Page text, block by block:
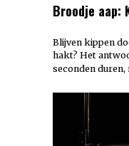
Broodje aap:
Blijven kippen
hakt? Het
seconden duren,